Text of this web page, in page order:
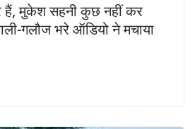
हैं, मुकेश सहनी कुछ नहीं कर
गलौज भरे ऑडियो ने मचाया